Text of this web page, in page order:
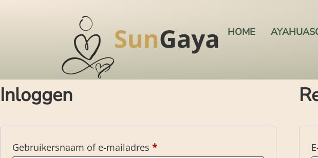
HOME
Inloggen
Gebruikersnaam of e-mailadres *